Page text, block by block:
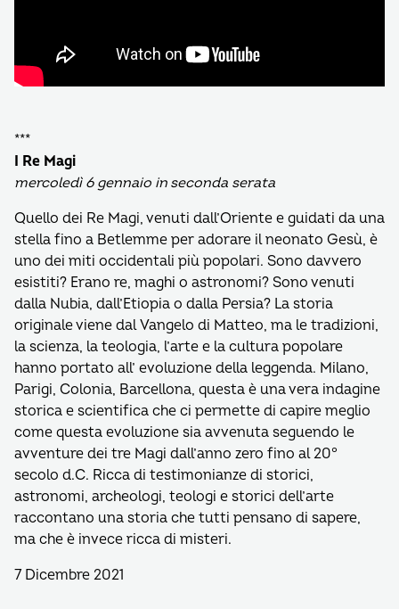
***
I Re Magi
mercoledì 6 gennaio in seconda serata
Quello dei Re Magi, venuti dall’Oriente e guidati da una
stella fino a Betlemme per adorare il neonato Gesù, è
uno dei miti occidentali più popolari. Sono davvero
esistiti? Erano re, maghi o astronomi? Sono venuti
dalla Nubia, dall’Etiopia o dalla Persia? La storia
originale viene dal Vangelo di Matteo, ma le tradizioni,
la scienza, la teologia, l’arte e la cultura popolare
hanno portato all’ evoluzione della leggenda. Milano,
Parigi, Colonia, Barcellona, questa è una vera indagine
storica e scientifica che ci permette di capire meglio
come questa evoluzione sia avvenuta seguendo le
avventure dei tre Magi dall’anno zero fino al 20°
secolo d.C. Ricca di testimonianze di storici,
astronomi, archeologi, teologi e storici dell’arte
raccontano una storia che tutti pensano di sapere,
ma che è invece ricca di misteri.
7 Dicembre 2021